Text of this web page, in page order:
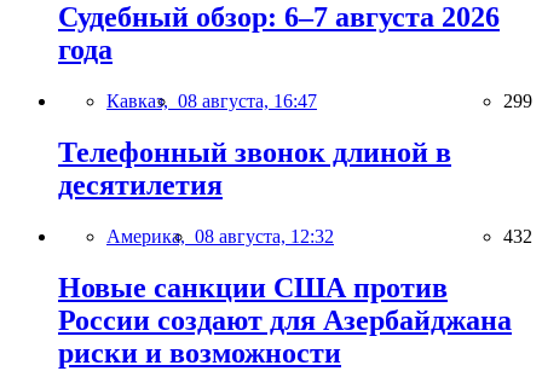
Судебный обзор: 6–7 августа 2026
года
Кавказ, 08 августа, 16:47 299
Телефонный звонок длиной в
десятилетия
Америка, 08 августа, 12:32 432
Новые санкции США против
России создают для Азербайджана
риски и возможности